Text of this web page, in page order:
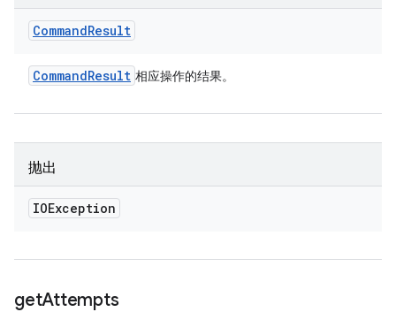
CommandResult
CommandResult 相应操作的结果。
抛出
IOException
getAttempts